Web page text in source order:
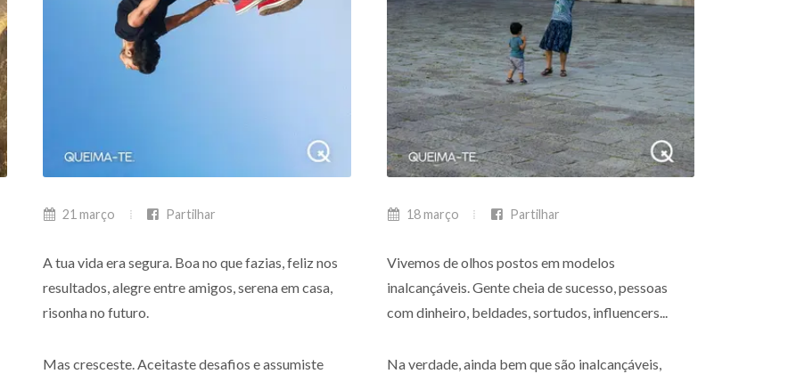
21 março Partilhar
A tua vida era segura. Boa no que fazias, feliz nos
resultados, alegre entre amigos, serena em casa,
risonha no futuro.
Mas cresceste. Aceitaste desafios e assumiste
18 março Partilhar
Vivemos de olhos postos em modelos
inalcançáveis. Gente cheia de sucesso, pessoas
com dinheiro, beldades, sortudos, influencers...
Na verdade, ainda bem que são inalcançáveis,